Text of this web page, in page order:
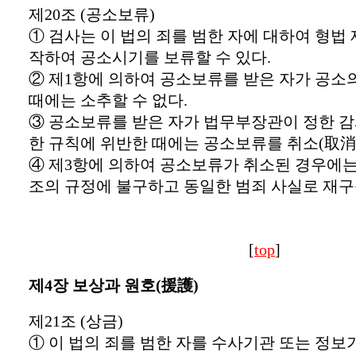
제20조 (공소보류)
① 검사는 이 법의 죄를 범한 자에 대하여 형법
작하여 공소시기를 보류할 수 있다.
② 제1항에 의하여 공소보류를 받은 자가 공소
때에는 소추할 수 없다.
③ 공소보류를 받은 자가 법무부장관이 정한
한 규칙에 위반한 때에는 공소보류를 취소(取
④ 제3항에 의하여 공소보류가 취소된 경우에
조의 규정에 불구하고 동일한 범죄 사실로 재
[top]
제4장 보상과 원호(援護)
제21조 (상금)
① 이 법의 죄를 범한 자를 수사기관 또는 정보